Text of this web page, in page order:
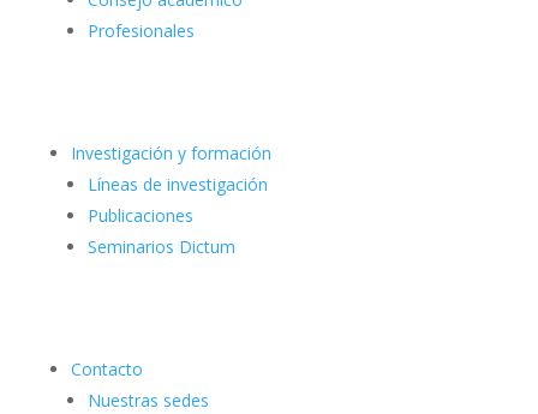
Profesionales
Investigación y formación
Líneas de investigación
Publicaciones
Seminarios Dictum
Contacto
Nuestras sedes